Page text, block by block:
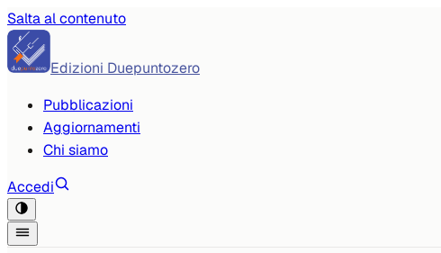
Salta al contenuto
Edizioni Duepuntozero
Pubblicazioni
Aggiornamenti
Chi siamo
Accedi